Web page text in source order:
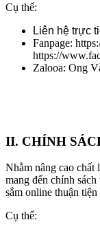
Cụ thể:
Liên hệ trực
Fanpage:
https://
Zalooa: Ong
II. CHÍNH
Nhằm nâng cao
mang đến chính
sắm online thuận
Cụ thể: